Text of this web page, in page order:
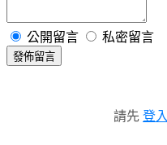
公開留言 私密留言
發佈留言
請先 登入